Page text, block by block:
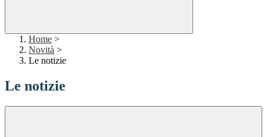
Home >
Novità >
Le notizie
Le notizie